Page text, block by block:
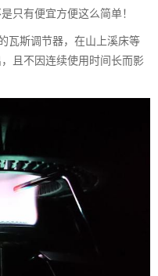
只有便宜方便这么简单！
瓦斯调节器，在山上溪床等
且不因连续使用时间长而影